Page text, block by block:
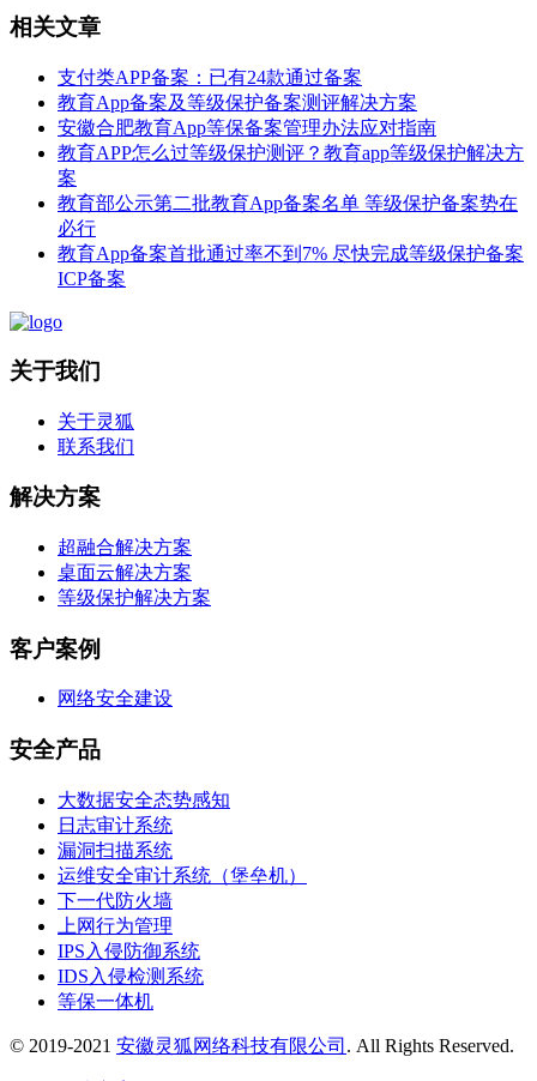
相关文章
支付类APP备案：已有24款通过备案
教育App备案及等级保护备案测评解决方案
安徽合肥教育App等保备案管理办法应对指南
教育APP怎么过等级保护测评？教育app等级保护解决方
案
教育部公示第二批教育App备案名单 等级保护备案势在
必行
教育App备案首批通过率不到7% 尽快完成等级保护备案
ICP备案
关于我们
关于灵狐
联系我们
解决方案
超融合解决方案
桌面云解决方案
等级保护解决方案
客户案例
网络安全建设
安全产品
大数据安全态势感知
日志审计系统
漏洞扫描系统
运维安全审计系统（堡垒机）
下一代防火墙
上网行为管理
IPS入侵防御系统
IDS入侵检测系统
等保一体机
© 2019-2021 安徽灵狐网络科技有限公司 . All Rights Reserved.